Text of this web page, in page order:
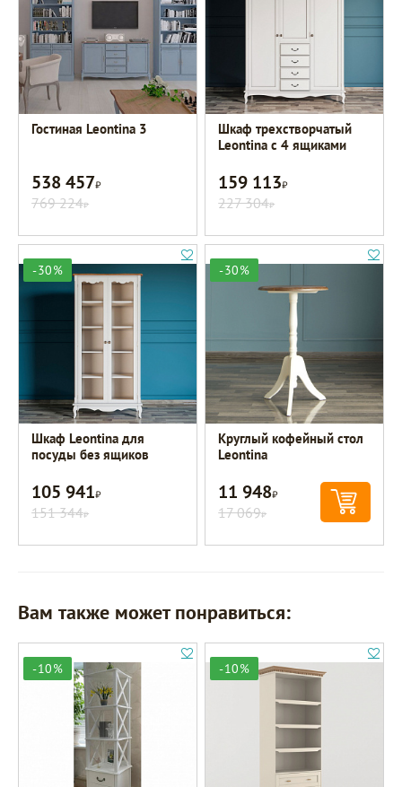
Гостиная Leontina 3
538 457Р
769 224Р
Шкаф трехстворчатый
Leontina с 4 ящиками
159 113Р
227 304Р
-30%
Шкаф Leontina для
посуды без ящиков
105 941Р
151 344Р
-30%
Круглый кофейный стол
Leontina
11 948Р
17 069Р
Вам также может понравиться:
-10% -10%